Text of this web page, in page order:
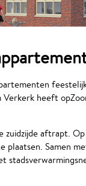
heeft
zuidzijde aftrapt.
plaatsen. Samen